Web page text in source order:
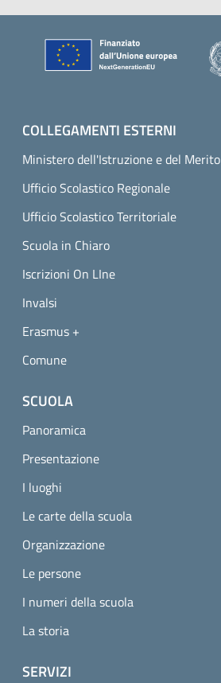
Piè di pagina
COLLEGAMENTI ESTERNI
Ministero dell'Istruzione e del Merito
Ufficio Scolastico Regionale
Ufficio Scolastico Territoriale
Scuola in Chiaro
Iscrizioni On LIne
Invalsi
Erasmus +
Comune
SCUOLA
Panoramica
Presentazione
I luoghi
Le carte della scuola
Organizzazione
Le persone
I numeri della scuola
La storia
SERVIZI